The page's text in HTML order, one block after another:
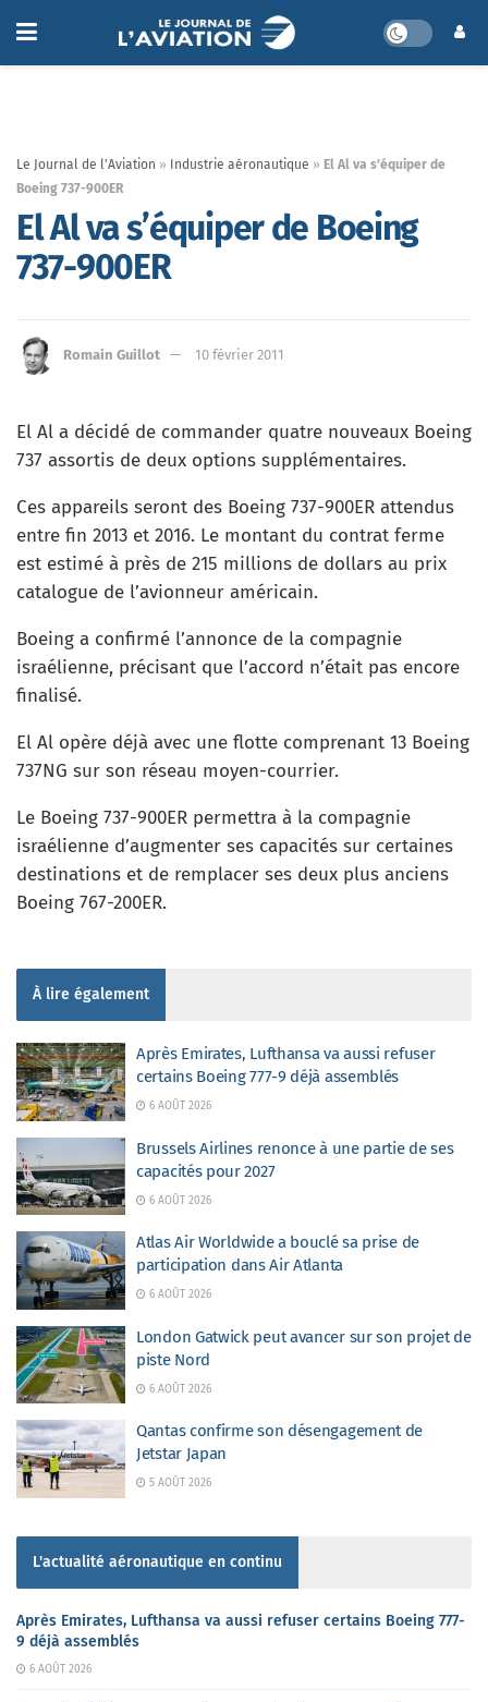
Le Journal de l'Aviation » Industrie aéronautique » El Al va s’équiper de
Boeing 737-900ER
El Al va s’équiper de Boeing
737-900ER
Romain Guillot 10 février 2011
El Al a décidé de commander quatre nouveaux Boeing
737 assortis de deux options supplémentaires.
Ces appareils seront des Boeing 737-900ER attendus
entre fin 2013 et 2016. Le montant du contrat ferme
est estimé à près de 215 millions de dollars au prix
catalogue de l’avionneur américain.
Boeing a confirmé l’annonce de la compagnie
israélienne, précisant que l’accord n’était pas encore
finalisé.
El Al opère déjà avec une flotte comprenant 13 Boeing
737NG sur son réseau moyen-courrier.
Le Boeing 737-900ER permettra à la compagnie
israélienne d’augmenter ses capacités sur certaines
destinations et de remplacer ses deux plus anciens
Boeing 767-200ER.
À lire également
Après Emirates, Lufthansa va aussi refuser
certains Boeing 777-9 déjà assemblés
6 AOÛT 2026
Brussels Airlines renonce à une partie de ses
capacités pour 2027
6 AOÛT 2026
Atlas Air Worldwide a bouclé sa prise de
participation dans Air Atlanta
6 AOÛT 2026
London Gatwick peut avancer sur son projet de
piste Nord
6 AOÛT 2026
Qantas confirme son désengagement de
Jetstar Japan
5 AOÛT 2026
L'actualité aéronautique en continu
Après Emirates, Lufthansa va aussi refuser certains Boeing 777-
9 déjà assemblés
6 AOÛT 2026